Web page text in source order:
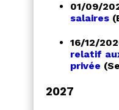
01/09/
salaires
16/12/
relatif
privée
2027